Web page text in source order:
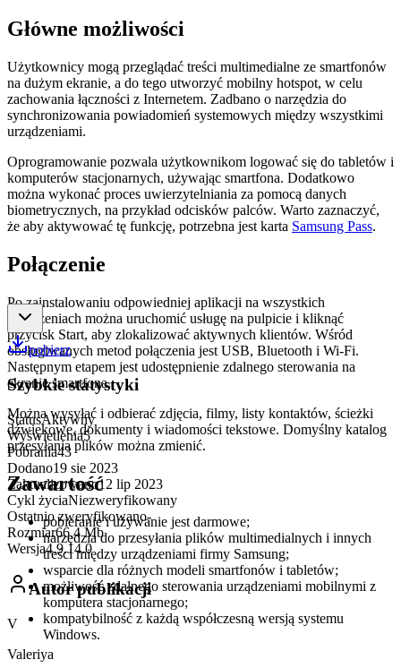
Główne możliwości
Użytkownicy mogą przeglądać treści multimedialne ze smartfonów
na dużym ekranie, a do tego utworzyć mobilny hotspot, w celu
zachowania łączności z Internetem. Zadbano o narzędzia do
synchronizowania powiadomień systemowych między wszystkimi
urządzeniami.
Oprogramowanie pozwala użytkownikom logować się do tabletów i
komputerów stacjonarnych, używając smartfona. Dodatkowo
można wykonać proces uwierzytelniania za pomocą danych
biometrycznych, na przykład odcisków palców. Warto zaznaczyć,
że aby aktywować tę funkcję, potrzebna jest karta Samsung Pass.
Połączenie
Po zainstalowaniu odpowiedniej aplikacji na wszystkich
urządzeniach można uruchomić usługę na pulpicie i kliknąć
przycisk Start, aby zlokalizować aktywnych klientów. Wśród
obsługiwanych metod połączenia jest USB, Bluetooth i Wi-Fi.
Następnym etapem jest udostępnienie zdalnego sterowania na
ekranie smartfona.
Można wysyłać i odbierać zdjęcia, filmy, listy kontaktów, ścieżki
dźwiękowe, dokumenty i wiadomości tekstowe. Domyślny katalog
przesyłania plików można zmienić.
Zawartość
pobieranie i używanie jest darmowe;
narzędzia do przesyłania plików multimedialnych i innych
treści między urządzeniami firmy Samsung;
wsparcie dla różnych modeli smartfonów i tabletów;
możliwość zdalnego sterowania urządzeniami mobilnymi z
komputera stacjonarnego;
kompatybilność z każdą współczesną wersją systemu
Windows.
pobierz
Szybkie statystyki
StatusAktywny
Wyświetlenia5
Pobrania43
Dodano19 sie 2023
Zaktualizowano12 lip 2023
Cykl życiaNiezweryfikowany
Ostatnio zweryfikowano-
Rozmiar66,4 Mb
Wersja4.9.14.0
Autor publikacji
V
Valeriya